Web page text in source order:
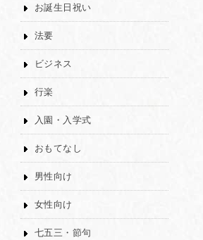
お誕生日祝い
法要
ビジネス
行楽
入園・入学式
おもてなし
男性向け
女性向け
七五三・節句